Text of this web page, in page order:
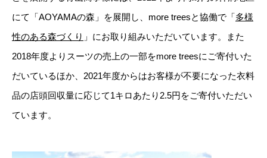
にて「AOYAMAの森」を展開し、more treesと協働で「多様
性のある森づくり 」にお取り組みいただいています。また
2018年度よりスーツの売上の一部をmore treesにご寄付いた
だいているほか、2021年度からはお客様が不要になった衣料
品の店頭回収量に応じて1キロあたり2.5円をご寄付いただい
ています。